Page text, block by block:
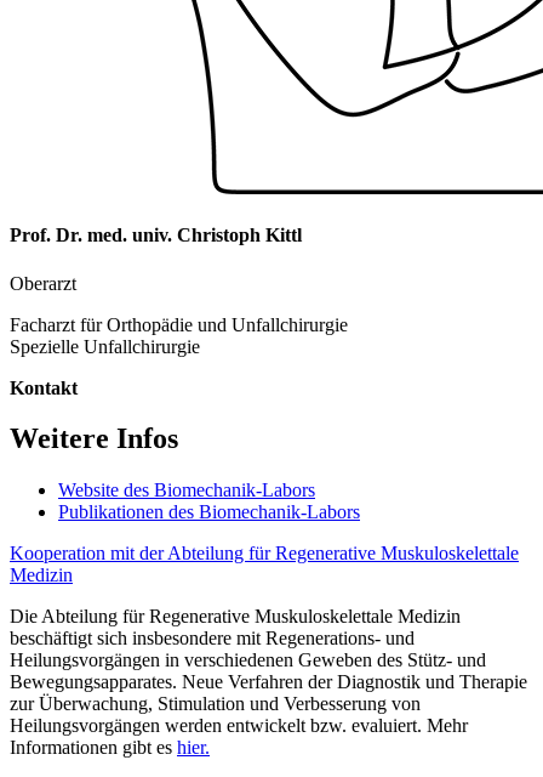
Prof. Dr. med. univ. Christoph Kittl
Oberarzt
Facharzt für Orthopädie und Unfallchirurgie
Spezielle Unfallchirurgie
Kontakt
Weitere Infos
Website des Biomechanik-Labors
Publikationen des Biomechanik-Labors
Kooperation mit der Abteilung für Regenerative Muskuloskelettale
Medizin
Die Abteilung für Regenerative Muskuloskelettale Medizin
beschäftigt sich insbesondere mit Regenerations- und
Heilungsvorgängen in verschiedenen Geweben des Stütz- und
Bewegungsapparates. Neue Verfahren der Diagnostik und Therapie
zur Überwachung, Stimulation und Verbesserung von
Heilungsvorgängen werden entwickelt bzw. evaluiert. Mehr
Informationen gibt es hier.